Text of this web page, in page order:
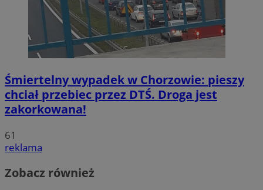
Śmiertelny wypadek w Chorzowie: pieszy
chciał przebiec przez DTŚ. Droga jest
zakorkowana!
61
reklama
Zobacz również